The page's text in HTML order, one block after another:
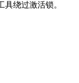
绕过激活锁。